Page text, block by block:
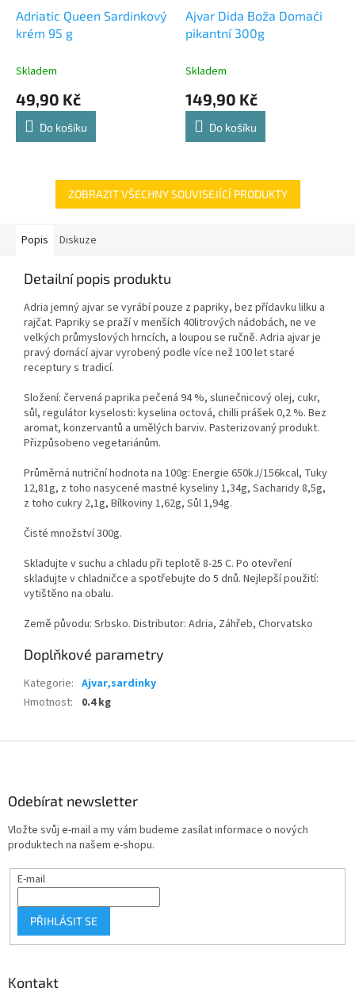
Adriatic Queen Sardinkový
krém 95 g
Skladem
49,90 Kč
Do košíku
Ajvar Dida Boža Domaći
pikantní 300g
Skladem
149,90 Kč
Do košíku
ZOBRAZIT VŠECHNY SOUVISEJÍCÍ PRODUKTY
Popis Diskuze
Detailní popis produktu
Adria jemný ajvar se vyrábí pouze z papriky, bez přídavku lilku a
rajčat. Papriky se praží v menších 40litrových nádobách, ne ve
velkých průmyslových hrncích, a loupou se ručně. Adria ajvar je
pravý domácí ajvar vyrobený podle více než 100 let staré
receptury s tradicí.
Složení: červená paprika pečená 94 %, slunečnicový olej, cukr,
sůl, regulátor kyselosti: kyselina octová, chilli prášek 0,2 %. Bez
aromat, konzervantů a umělých barviv. Pasterizovaný produkt.
Přizpůsobeno vegetariánům.
Průměrná nutriční hodnota na 100g: Energie 650kJ/156kcal, Tuky
12,81g, z toho nasycené mastné kyseliny 1,34g, Sacharidy 8,5g,
z toho cukry 2,1g, Bílkoviny 1,62g, Sůl 1,94g.
Čisté množství 300g.
Skladujte v suchu a chladu při teplotě 8-25 C. Po otevření
skladujte v chladničce a spotřebujte do 5 dnů. Nejlepší použití:
vytištěno na obalu.
Země původu: Srbsko. Distributor: Adria, Záhřeb, Chorvatsko
Doplňkové parametry
Kategorie: Ajvar,sardinky
Hmotnost: 0.4 kg
Odebírat newsletter
Vložte svůj e-mail a my vám budeme zasílat informace o nových
produktech na našem e-shopu.
E-mail
PŘIHLÁSIT SE
Kontakt